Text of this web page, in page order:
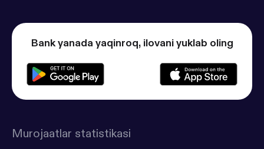
Bank yanada yaqinroq, ilovani yuklab oling
Murojaatlar statistikasi